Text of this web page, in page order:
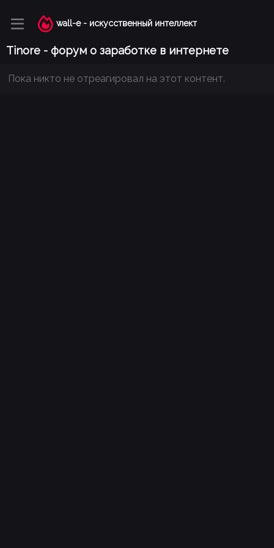
wall-e - искусственный интеллект
Tinore - форум о заработке в интернете
Пока никто не отреагировал на этот контент.